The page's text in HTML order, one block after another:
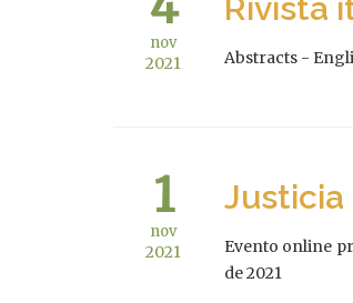
Rivista
Abstracts -
nov
2021
Justicia
Evento online
de 2021
1
nov
2021